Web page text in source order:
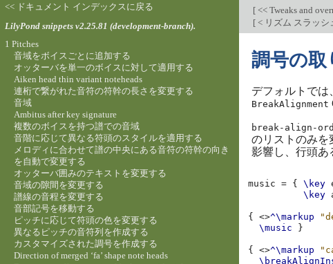
[ << Tweaks and
[ < リズム スラッシ
調号の取
デフォルトでは
BreakAlignment
break-align-
のリストのみを
影響し、行頭あ
music = { \key
\key
{ <>^\markup
\music
}
{ <>^\markup
<< ドキュメント インデックスに戻る
LilyPond snippets v2.25.81 (development-branch).
1 Pitches
音域をボイスごとに追加する
オッターバを単一のボイスに対して適用する
Aiken head thin variant noteheads
連桁で繋がれた音符の符幹の長さを変更する
音域
Ambitus after key signature
複数のボイスを持つ譜での音域
音階に応じて異なる符頭のスタイルを適用する
メロディに合わせて譜の中央にある音符の符幹の向き
を自動で変更する
オッターバ囲みのテキストを変更する
音域の隙間を変更する
譜線の音程を変更する
音部記号を移動する
ピッチに応じて符頭の色を変更する
異なるピッチの音符列を作成する
カスタマイズされた調号を作成する
Direction of merged ‘fa’ shape note heads